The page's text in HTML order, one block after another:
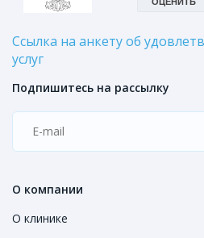
Ссылка на анкету об
услуг
О компании
О клинике
Подпишитесь на рассылку